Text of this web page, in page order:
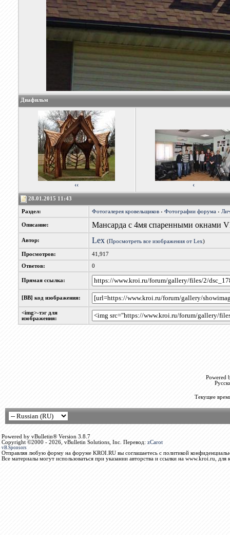
Диафильм
‹‹ ‹
28.01.2015 11:43
Раздел: Фотогалерея кровельщиков› Фотографии форума›
Описание: Мансарда с 4мя спаренными окнами
Автор: Lex (Просмотреть все изображения от Lex)
Просмотров: 41,917
Ответов: 0
Прямая ссылка:
[BB] код изображения:
<img>-тэг для
изображения:
Powered
Текущее
Powered by vBulletin® Version 3.8.7
Copyright ©2000 - 2026, vBulletin Solutions, Inc. Перевод: zCarot
vB.Sponsors
Отправляя любую форму на форуме KROI.RU вы соглашаетесь с политикой
Все материалы могут использоваться при указании авторства и ссылки на www.kroi.ru, для